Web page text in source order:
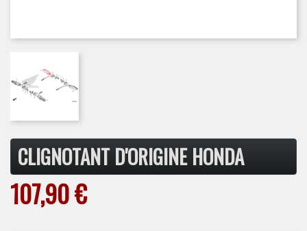
CLIGNOTANT D'ORIGINE HONDA
107,90 €